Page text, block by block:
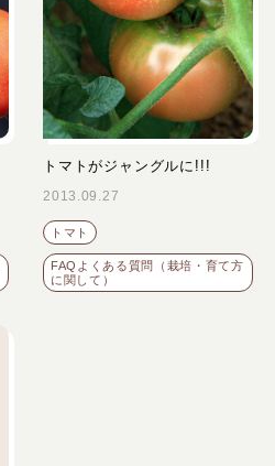
トマトがジャングルに!!!
2013.09.27
トマト
FAQよくある質問（栽培・育て方
に関して）